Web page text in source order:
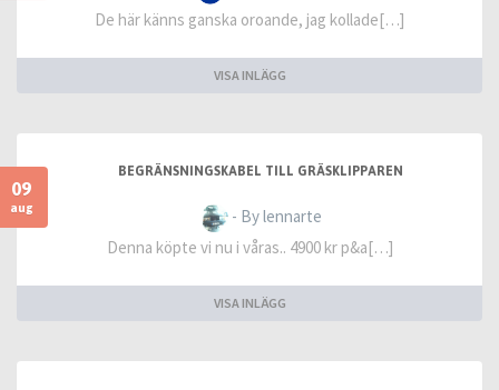
De här känns ganska oroande, jag kollade[…]
VISA INLÄGG
09
aug
BEGRÄNSNINGSKABEL TILL GRÄSKLIPPAREN
- By lennarte
Denna köpte vi nu i våras.. 4900 kr p&a[…]
VISA INLÄGG